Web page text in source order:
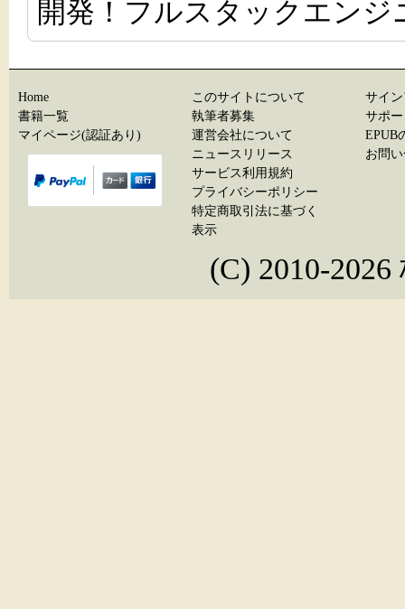
開発！フルスタックエンジ
Home
書籍一覧
マイページ(認証あり)
このサイトについて
執筆者募集
運営会社について
ニュースリリース
サービス利用規約
プライバシーポリシー
特定商取引法に基づく
表示
サイ
サポ
EPUB
お問
(C) 2010-